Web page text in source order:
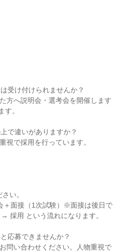
受け付けられませんか？
方へ説明会・選考会を開催します
す。
で違いがありますか？
視で採用を行っています。
い。
面接（1次試験）※面接は後日で
採用 という流れになります。
応募できませんか？
問い合わせください。人物重視で